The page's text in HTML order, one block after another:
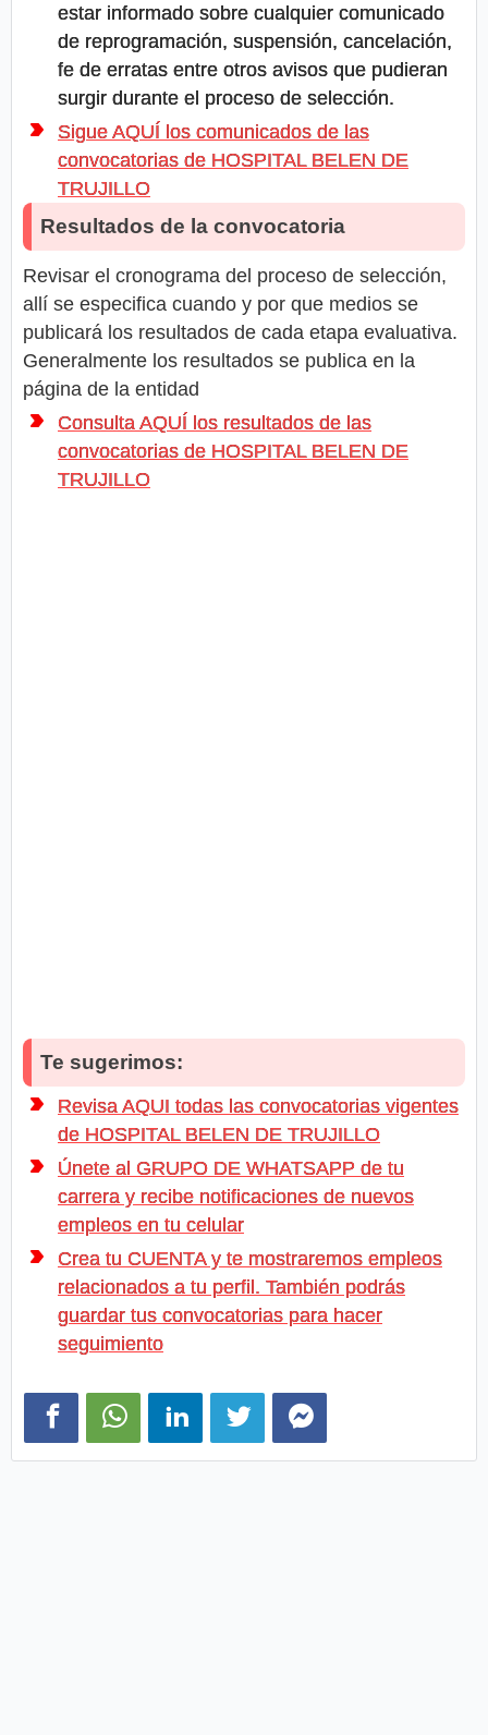
estar informado sobre cualquier comunicado
de reprogramación, suspensión, cancelación,
fe de erratas entre otros avisos que pudieran
surgir durante el proceso de selección.
Sigue AQUÍ los comunicados de las
convocatorias de HOSPITAL BELEN DE
TRUJILLO
Resultados de la convocatoria
Revisar el cronograma del proceso de selección,
allí se especifica cuando y por que medios se
publicará los resultados de cada etapa evaluativa.
Generalmente los resultados se publica en la
página de la entidad
Consulta AQUÍ los resultados de las
convocatorias de HOSPITAL BELEN DE
TRUJILLO
Te sugerimos:
Revisa AQUI todas las convocatorias vigentes
de HOSPITAL BELEN DE TRUJILLO
Únete al GRUPO DE WHATSAPP de tu
carrera y recibe notificaciones de nuevos
empleos en tu celular
Crea tu CUENTA y te mostraremos empleos
relacionados a tu perfil. También podrás
guardar tus convocatorias para hacer
seguimiento